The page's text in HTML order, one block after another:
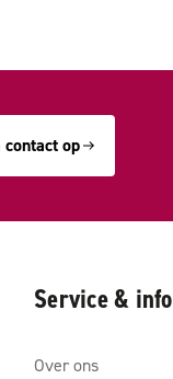
contact op
Service & info
Over ons